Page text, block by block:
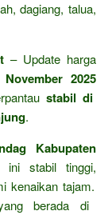
dagiang, talua,
– Update harga
2025
stabil di
.
Kabupaten
ini stabil tinggi,
kenaikan tajam.
berada di